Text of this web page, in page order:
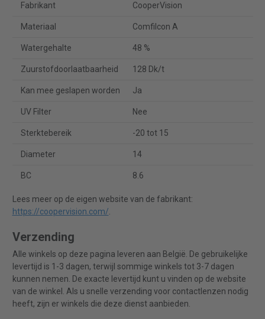
Fabrikant CooperVision
Materiaal Comfilcon A
Watergehalte 48 %
Zuurstofdoorlaatbaarheid 128 Dk/t
Kan mee geslapen worden Ja
UV Filter Nee
Sterktebereik -20 tot 15
Diameter 14
BC 8.6
Lees meer op de eigen website van de fabrikant:
https://coopervision.com/.
Verzending
Alle winkels op deze pagina leveren aan België. De gebruikelijke
levertijd is 1-3 dagen, terwijl sommige winkels tot 3-7 dagen
kunnen nemen. De exacte levertijd kunt u vinden op de website
van de winkel. Als u snelle verzending voor contactlenzen nodig
heeft, zijn er winkels die deze dienst aanbieden.